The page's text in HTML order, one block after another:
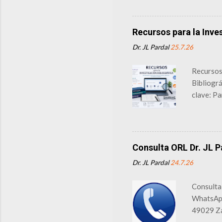
Risk of
clínicos
Recursos para la
Dr. JL Pardal25.7.26
clave:
una
Consulta ORL Dr. JL
Dr. JL Pardal24.7.26
49029